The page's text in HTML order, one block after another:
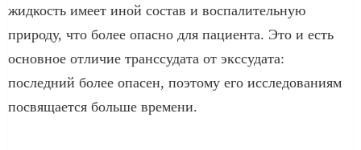
жидкость имеет иной состав и воспалительную
природу, что более опасно для пациента. Это и есть
основное отличие транссудата от экссудата:
последний более опасен, поэтому его исследованиям
посвящается больше времени.